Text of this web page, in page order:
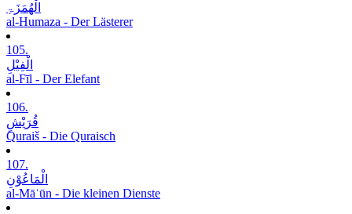
الْھُمَزَۃِ
al-Humaza - Der Lästerer
105.
الْفِیْلِ
al-Fīl - Der Elefant
106.
قُرَیْشٍ
Quraiš - Die Quraisch
107.
الْمَاعُوْنِ
al-Māʿūn - Die kleinen Dienste